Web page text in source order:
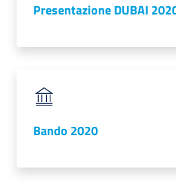
al
Presentazione DUBAI
Bando 2020